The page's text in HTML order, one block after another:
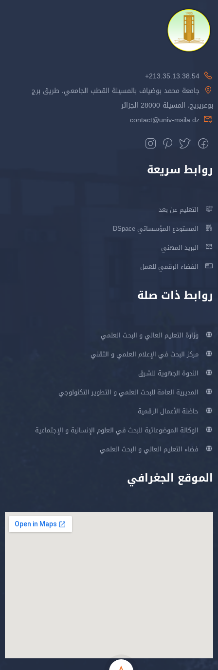
213.35.13.38.54+
جامعة محمد بوضياف بالمسيلة القطب الجامعي، طريق برج
بوعريريج، المسيلة 28000 الجزائر
contact@univ-msila.dz
روابط سريعة
التعليم عن بعد
المستودع المؤسساتي DSpace
البريد المهني
الفضاء الرقمي للعمل
روابط ذات صلة
وزارة التعليم العالي و البحث العلمي
مركز البحث في الإعلام العلمي و التقني
الندوة الجهوية للشرق
المديرية العامة للبحث العلمي و التطوير التكنولوجي
حاضنة الأعمال الرقمية
الوكالة الموضوعاتية للبحث في العلوم الإنسانية و الإجتماعية
فضاء التعليم العالي و البحث العلمي
الموقع الجغرافي